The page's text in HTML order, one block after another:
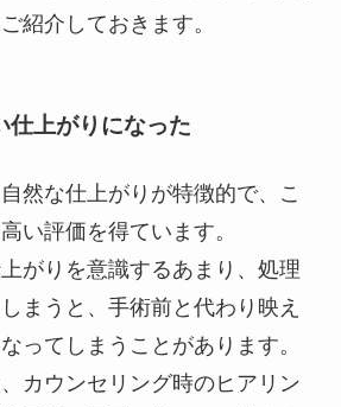
紹介しておきます。
仕上がりになった
然な仕上がりが特徴的で、こ
い評価を得ています。
がりを意識するあまり、処理
まうと、手術前と代わり映え
ってしまうことがあります。
カウンセリング時のヒアリン